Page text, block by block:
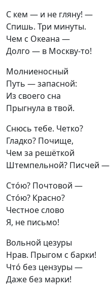
С кем — и не гляну! —
Спишь. Три минуты.
Чем с Океана —
Долго — в Москву-то!
Молниеносный
Путь — запасной:
Из своего сна
Прыгнула в твой.
Снюсь тебе. Четко?
Гладко? Почище,
Чем за решёткой
Штемпельной? Писчей —
Сто́ю? Почтовой —
Сто́ю? Красно?
Честное слово
Я, не письмо!
Вольной цезуры
Нрав. Прыгом с барки!
Что́ без цензуры —
Даже без марки!